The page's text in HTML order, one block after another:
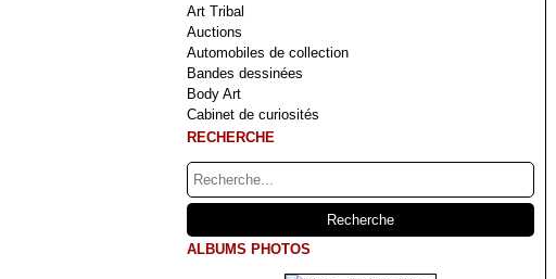
Art Tribal
Auctions
Automobiles de collection
Bandes dessinées
Body Art
Cabinet de curiosités
RECHERCHE
ALBUMS PHOTOS